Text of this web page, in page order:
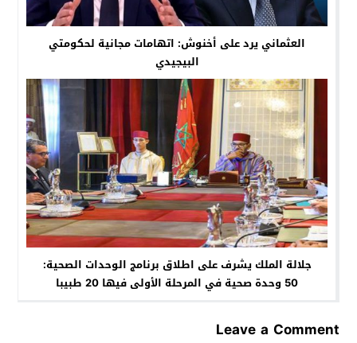
العثماني يرد على أخنوش: اتهامات مجانية لحكومتي
البيجيدي
جلالة الملك يشرف على اطلاق برنامج الوحدات الصحية:
50 وحدة صحية في المرحلة الأولى فيها 20 طبيبا
Leave a Comment